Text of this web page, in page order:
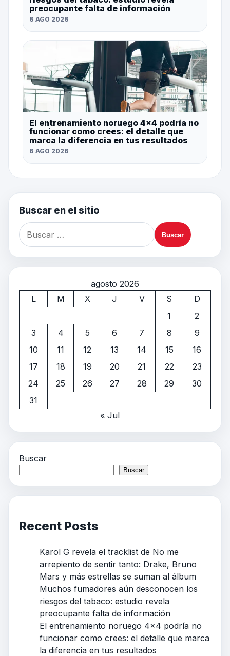
preocupante falta de información
6 AGO 2026
El entrenamiento noruego 4×4 podría no
funcionar como crees: el detalle que
marca la diferencia en tus resultados
6 AGO 2026
Buscar en el sitio
agosto 2026
L
M X J V S
D
1
2
3
4 5 6 7 8
9
10
11 12 13 14 15
16
17
18 19 20 21 22
23
24
25 26 27 28 29
30
31
« Jul
Buscar
Buscar
Recent Posts
Karol G revela el tracklist de No me
arrepiento de sentir tanto: Drake, Bruno
Mars y más estrellas se suman al álbum
Muchos fumadores aún desconocen los
riesgos del tabaco: estudio revela
preocupante falta de información
El entrenamiento noruego 4×4 podría no
funcionar como crees: el detalle que marca
la diferencia en tus resultados